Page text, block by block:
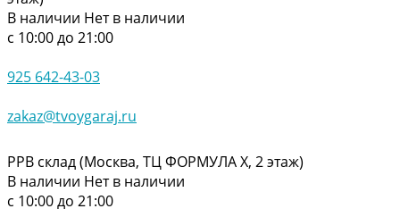
В наличии Нет в наличии
с 10:00 до 21:00
925 642-43-03
zakaz@tvoygaraj.ru
РРВ склад (Москва, ТЦ ФОРМУЛА Х, 2 этаж)
В наличии Нет в наличии
с 10:00 до 21:00